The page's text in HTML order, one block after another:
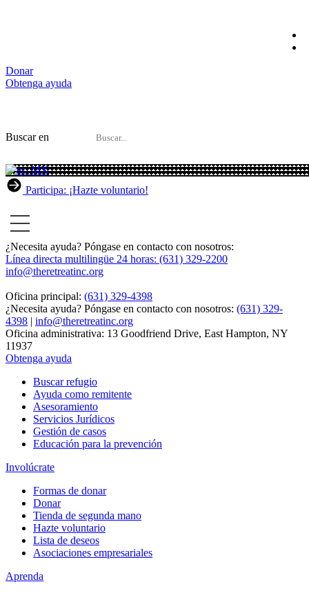
Donar
Obtenga ayuda
Buscar en
Participa: ¡Hazte voluntario!
¿Necesita ayuda? Póngase en contacto con nosotros:
Línea directa multilingüe 24 horas: (631) 329-2200
info@theretreatinc.org
Oficina principal: (631) 329-4398
¿Necesita ayuda? Póngase en contacto con nosotros: (631) 329-
4398 | info@theretreatinc.org
Oficina administrativa: 13 Goodfriend Drive, East Hampton, NY
11937
Obtenga ayuda
Buscar refugio
Ayuda como remitente
Asesoramiento
Servicios Jurídicos
Gestión de casos
Educación para la prevención
Involúcrate
Formas de donar
Donar
Tienda de segunda mano
Hazte voluntario
Lista de deseos
Asociaciones empresariales
Aprenda